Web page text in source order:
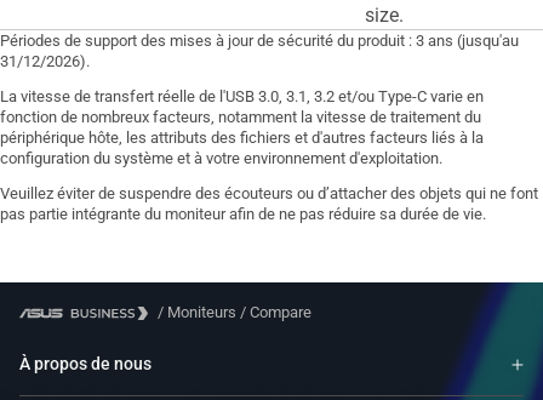
size.
Périodes de support des mises à jour de sécurité du produit : 3 ans (jusqu'au
31/12/2026).
La vitesse de transfert réelle de l'USB 3.0, 3.1, 3.2 et/ou Type-C varie en
fonction de nombreux facteurs, notamment la vitesse de traitement du
périphérique hôte, les attributs des fichiers et d'autres facteurs liés à la
configuration du système et à votre environnement d'exploitation.
Veuillez éviter de suspendre des écouteurs ou d’attacher des objets qui ne font
pas partie intégrante du moniteur afin de ne pas réduire sa durée de vie.
/ Moniteurs / Compare
À propos de nous